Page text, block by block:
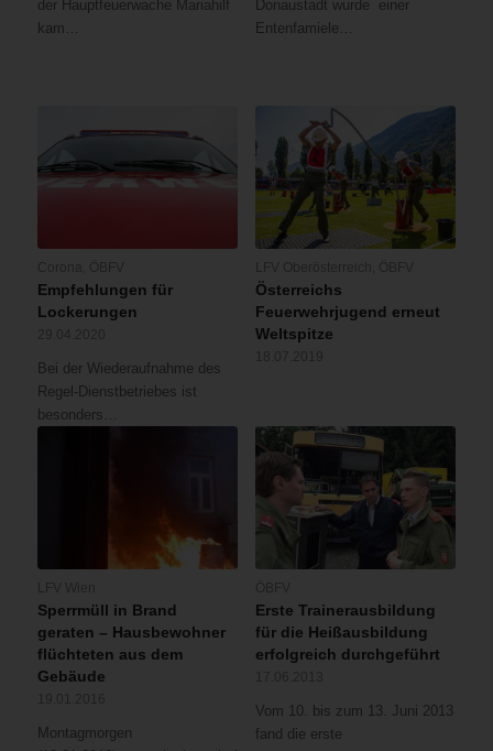
der Hauptfeuerwache Mariahilf
kam…
Donaustadt wurde einer
Entenfamiele…
Empfehlungen für
Lockerungen
Bei der Wiederaufnahme des
Regel-Dienstbetriebes ist
besonders…
Österreichs
Feuerwehrjugend erneut
Weltspitze
Sperrmüll in Brand
geraten – Hausbewohner
flüchteten aus dem
Gebäude
Montagmorgen
Erste Trainerausbildung
für die Heißausbildung
erfolgreich durchgeführt
Vom 10. bis zum 13. Juni 2013
fand die erste